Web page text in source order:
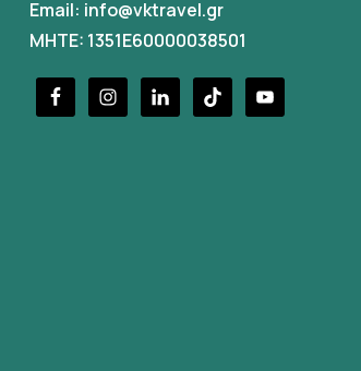
Email: info@vktravel.gr
MHTE: 1351E60000038501